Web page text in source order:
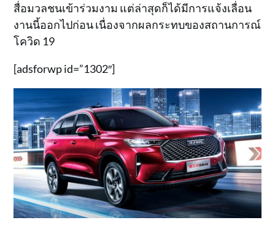
สื่อมวลชนเข้าร่วมงาม แต่ล่าสุดก็ได้มีการแจ้งเลื่อน
งานนี้ออกไปก่อน เนื่องจากผลกระทบของสถานการณ์
โควิด 19
[adsforwp id=”1302″]